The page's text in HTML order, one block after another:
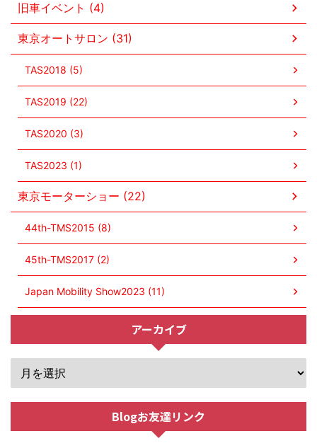
旧車イベント (4)
東京オートサロン (31)
TAS2018 (5)
TAS2019 (22)
TAS2020 (3)
TAS2023 (1)
東京モーターショー (22)
44th-TMS2015 (8)
45th-TMS2017 (2)
Japan Mobility Show2023 (11)
アーカイブ
Blogお友達リンク